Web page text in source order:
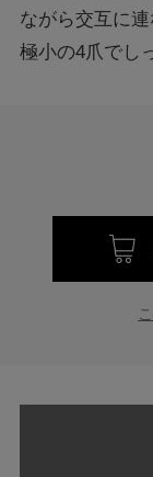
ながら交互に連
極小の4爪でし